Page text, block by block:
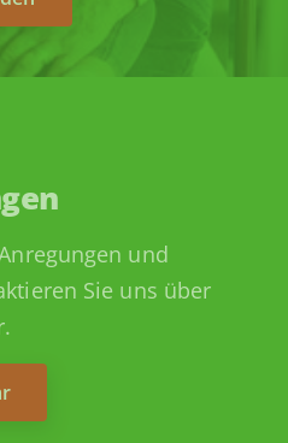
und
Sie uns über